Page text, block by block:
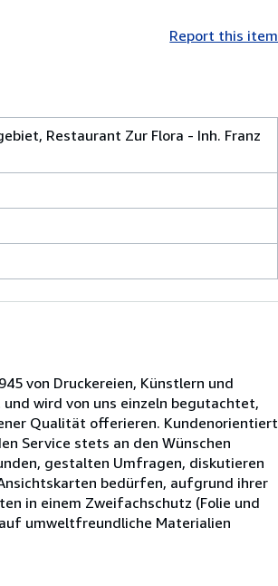
Report this item
Restaurant Zur Flora - Inh. Franz
von Druckereien, Künstlern und
wird von uns einzeln begutachtet,
Qualität offerieren. Kundenorientiert
Service stets an den Wünschen
gestalten Umfragen, diskutieren
bedürfen, aufgrund ihrer
in einem Zweifachschutz (Folie und
umweltfreundliche Materialien